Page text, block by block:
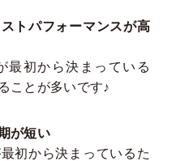
トパフォーマンスが高
最初から決まっている
ことが多いです♪
が短い
初から決まっているた